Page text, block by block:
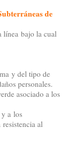
de
línea bajo la cual
y del tipo de
personales.
asociado a los
y a los
al